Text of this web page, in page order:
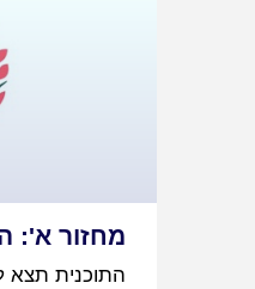
מחזור א':
התוכנית תצא לדרך